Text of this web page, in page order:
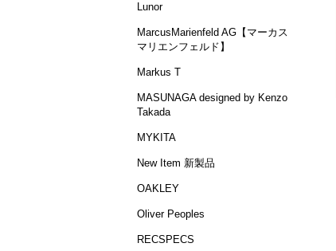
Lunor
MarcusMarienfeld AG【マーカス
マリエンフェルド】
Markus T
MASUNAGA designed by Kenzo
Takada
MYKITA
New Item 新製品
OAKLEY
Oliver Peoples
RECSPECS